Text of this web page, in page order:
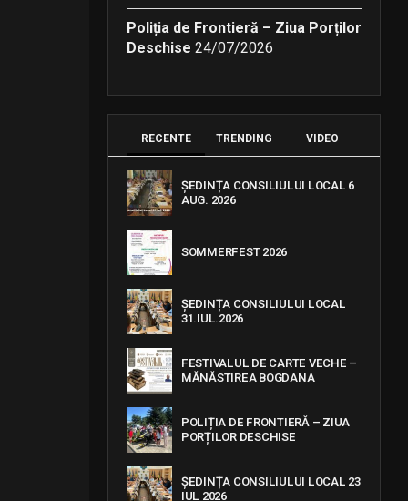
Poliția de Frontieră – Ziua Porților
Deschise 24/07/2026
RECENTE TRENDING VIDEO
ȘEDINȚA CONSILIULUI LOCAL 6
AUG. 2026
SOMMERFEST 2026
ȘEDINȚA CONSILIULUI LOCAL
31.IUL.2026
FESTIVALUL DE CARTE VECHE –
MĂNĂSTIREA BOGDANA
POLIȚIA DE FRONTIERĂ – ZIUA
PORȚILOR DESCHISE
ȘEDINȚA CONSILIULUI LOCAL 23
IUL 2026